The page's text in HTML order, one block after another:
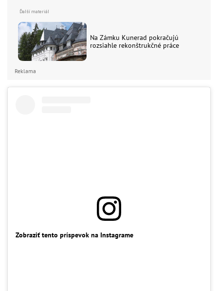
Na Zámku Kunerad pokračujú
rozsiahle rekonštrukčné práce
Reklama
Zobraziť tento príspevok na Instagrame